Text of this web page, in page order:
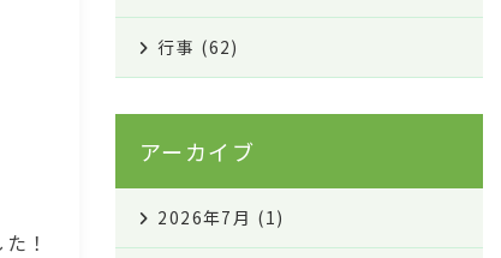
行事 (62)
アーカイブ
2026年7月 (1)
！